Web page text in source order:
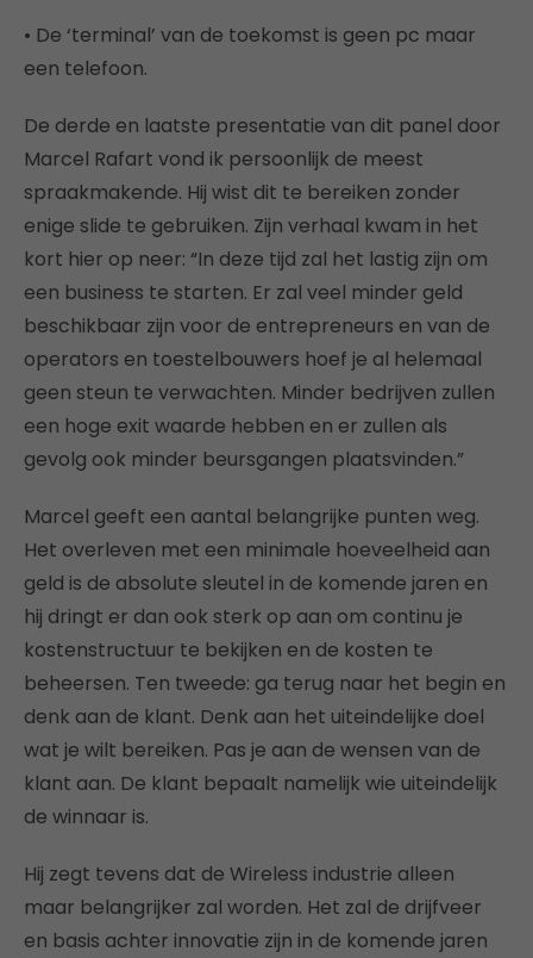
• De ‘terminal’ van de toekomst is geen pc maar
een telefoon.
De derde en laatste presentatie van dit panel door
Marcel Rafart vond ik persoonlijk de meest
spraakmakende. Hij wist dit te bereiken zonder
enige slide te gebruiken. Zijn verhaal kwam in het
kort hier op neer: “In deze tijd zal het lastig zijn om
een business te starten. Er zal veel minder geld
beschikbaar zijn voor de entrepreneurs en van de
operators en toestelbouwers hoef je al helemaal
geen steun te verwachten. Minder bedrijven zullen
een hoge exit waarde hebben en er zullen als
gevolg ook minder beursgangen plaatsvinden.”
Marcel geeft een aantal belangrijke punten weg.
Het overleven met een minimale hoeveelheid aan
geld is de absolute sleutel in de komende jaren en
hij dringt er dan ook sterk op aan om continu je
kostenstructuur te bekijken en de kosten te
beheersen. Ten tweede: ga terug naar het begin en
denk aan de klant. Denk aan het uiteindelijke doel
wat je wilt bereiken. Pas je aan de wensen van de
klant aan. De klant bepaalt namelijk wie uiteindelijk
de winnaar is.
Hij zegt tevens dat de Wireless industrie alleen
maar belangrijker zal worden. Het zal de drijfveer
en basis achter innovatie zijn in de komende jaren